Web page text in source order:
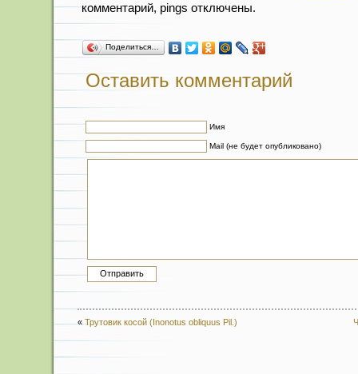
комментарий, pings отключены.
Поделиться…
Оставить комментарий
Имя
Mail (не будет опубликовано)
« Трутовик косой (Inonotus obliquus Pil.)